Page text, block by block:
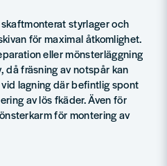
styrlager och
för maximal åtkomlighet.
eller mönsterläggning
då fräsning av notspår kan
lagning där befintlig spont
av lös fkäder. Även för
för montering av